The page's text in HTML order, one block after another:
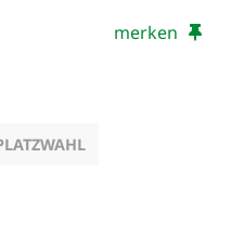
merken